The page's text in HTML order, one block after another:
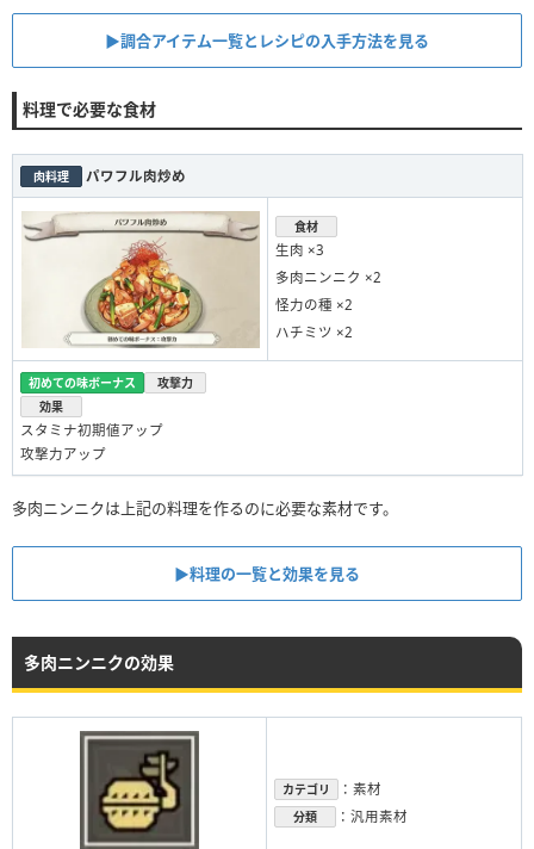
▶︎調合アイテム一覧とレシピの入手方法を見る
料理で必要な食材
肉料理 パワフル肉炒め
食材
生肉 ×3
多肉ニンニク ×2
怪力の種 ×2
ハチミツ ×2
初めての味ボーナス
攻撃力
効果
スタミナ初期値アップ
攻撃力アップ
多肉ニンニクは上記の料理を作るのに必要な素材です。
▶︎料理の一覧と効果を見る
多肉ニンニクの効果
カテゴリ ：素材
分類 ：汎用素材